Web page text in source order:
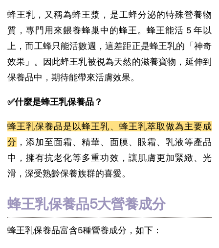
蜂王乳，又稱為蜂王漿，是工蜂分泌的特殊營養物
質，專門用來餵養蜂巢中的蜂王。蜂王能活 5 年以
上，而工蜂只能活數週，這差距正是蜂王乳的「神奇
效果」。因此蜂王乳被視為天然的滋養寶物，延伸到
保養品中，期待能帶來活膚效果。
✅什麼是蜂王乳保養品？
蜂王乳保養品是以蜂王乳、蜂王乳萃取做為主要成
分 ，添加至面霜、精華、面膜、眼霜、乳液等產品
中，擁有抗老化等多重功效，讓肌膚更加緊緻、光
滑，深受熟齡保養族群的喜愛。
蜂王乳保養品5大營養成分
蜂王乳保養品富含5種營養成分，如下：